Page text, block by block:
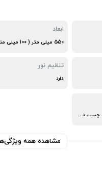
ابعاد
تنظیم نور
دارد
روش نصب مگنتی و چسب دو طرفه
مشاهده همه